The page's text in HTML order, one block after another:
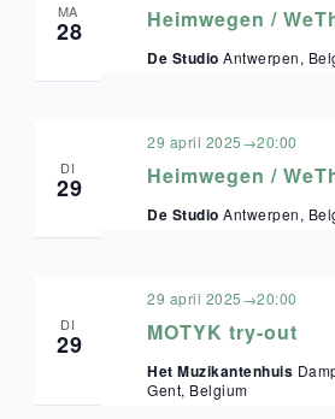
MA
28 Heimwegen /
De StudioAntwerpen,
DI
29 Heimwegen /
29 april 2025→20:00
De StudioAntwerpen,
DI
29 MOTYK try-out
29 april 2025→20:00
Het Muzikantenhuis
Gent, Belgium